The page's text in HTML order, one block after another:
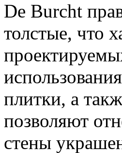
De Burcht
толстые, что
плитки, а
позволяют
стены